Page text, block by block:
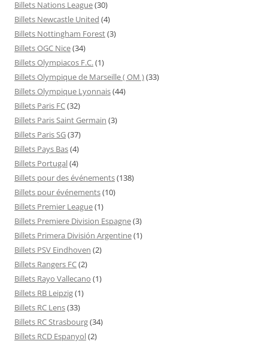
Billets Nations League(30)
Billets Newcastle United (4)
Billets Nottingham Forest(3)
Billets OGC Nice(34)
Billets Olympiacos F.C.(1)
Billets Olympique de Marseille ( OM )(33)
Billets Olympique Lyonnais(44)
Billets Paris FC(32)
Billets Paris Saint Germain (3)
Billets Paris SG(37)
Billets Pays Bas(4)
Billets Portugal(4)
Billets pour des événements(138)
Billets pour événements(10)
Billets Premier League(1)
Billets Premiere Division Espagne(3)
Billets Primera División Argentine(1)
Billets PSV Eindhoven (2)
Billets Rangers FC(2)
Billets Rayo Vallecano (1)
Billets RB Leipzig(1)
Billets RC Lens(33)
Billets RC Strasbourg(34)
Billets RCD Espanyol(2)